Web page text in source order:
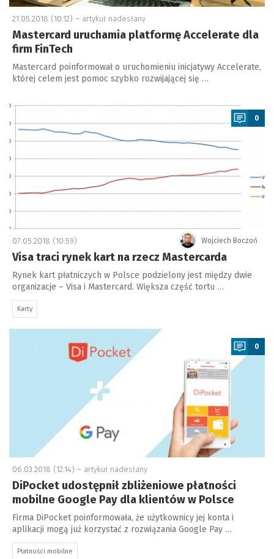
21.05.2018 (10:12) – artykuł nadesłany
Mastercard uruchamia platformę Accelerate dla
firm FinTech
Mastercard poinformował o uruchomieniu inicjatywy Accelerate,
której celem jest pomoc szybko rozwijającej się …
0
Wojciech Boczoń
07.05.2018 (10:59)
Visa traci rynek kart na rzecz Mastercarda
Rynek kart płatniczych w Polsce podzielony jest między dwie
organizacje – Visa i Mastercard. Większa część tortu …
Karty
a
0
06.03.2018 (12:14) – artykuł nadesłany
DiPocket udostępnił zbliżeniowe płatności
mobilne Google Pay dla klientów w Polsce
Firma DiPocket poinformowała, że użytkownicy jej konta i
aplikacji mogą już korzystać z rozwiązania Google Pay …
Płatności mobilne